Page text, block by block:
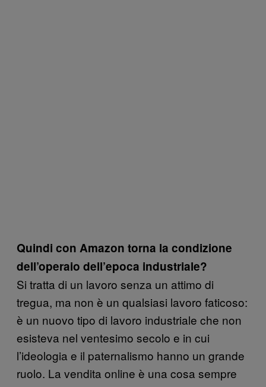
Quindi con Amazon torna la condizione
dell’operaio dell’epoca industriale?
Si tratta di un lavoro senza un attimo di
tregua, ma non è un qualsiasi lavoro faticoso:
è un nuovo tipo di lavoro industriale che non
esisteva nel ventesimo secolo e in cui
l’ideologia e il paternalismo hanno un grande
ruolo. La vendita online è una cosa sempre